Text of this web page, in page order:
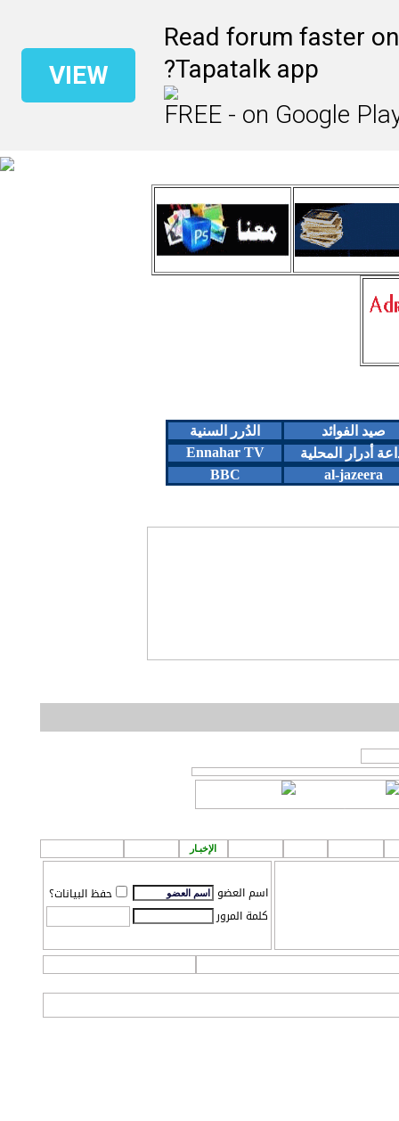
Read forum faster
Tapatalk app?
FREE - on Google
VIEW
صيد الفوائد
الدُرر السنية
أدرار المحلية
Ennahar TV
al-jazeera
BBC
الإخبـار
اسم العضو
حفظ البيانات؟
كلمة المرور